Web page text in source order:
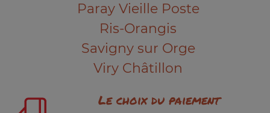
Paray Vieille Poste
Ris-Orangis
Savigny sur Orge
Viry Châtillon
Le choix du paiement